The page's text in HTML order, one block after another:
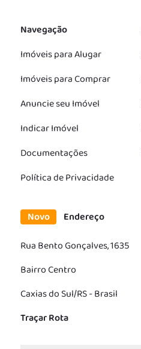
Navegação
Imóveis para Alugar
Imóveis para Comprar
Anuncie seu Imóvel
Indicar Imóvel
Documentações
Política de Privacidade
Novo
Endereço
Rua Bento Gonçalves, 1635
Bairro Centro
Caxias do Sul/RS - Brasil
Traçar Rota